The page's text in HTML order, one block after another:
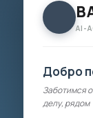
AI-
Добро
Заботимся
делу, рядом